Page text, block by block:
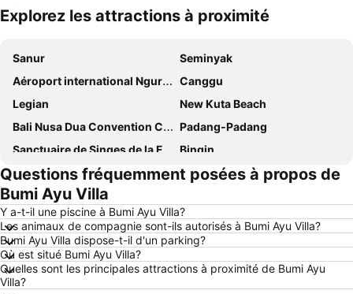
Explorez les attractions à proximité
Sanur
Seminyak
Aéroport international Ngurah Rai
Canggu
Legian
New Kuta Beach
Bali Nusa Dua Convention Center
Padang-Padang
Sanctuaire de Singes de la Forêt Sacrée
Bingin
Nusa Lembongan
Hard Rock Cafe
Bali Collection
DFS Galleria Bali
Double Six Beach
Petitenget
Marché traditionnel d'Ubud
Monastère de Pura Luhur Ulu Watu
Waterbom Bali
École de Surf Rip Curl
Berawa
Questions fréquemment posées à propos de
Bumi Ayu Villa
Y a-t-il une piscine à Bumi Ayu Villa?
Les animaux de compagnie sont-ils autorisés à Bumi Ayu Villa?
Bumi Ayu Villa dispose-t-il d'un parking?
Où est situé Bumi Ayu Villa?
Quelles sont les principales attractions à proximité de Bumi Ayu
Villa?